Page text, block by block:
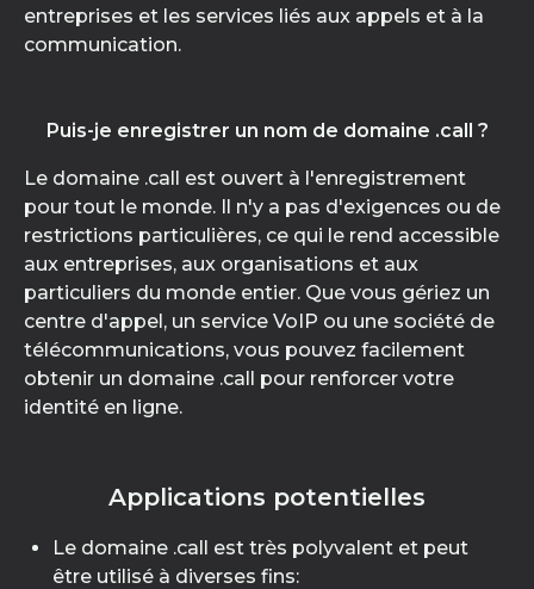
entreprises et les services liés aux appels et à la
communication.
Puis-je enregistrer un nom de domaine .call ?
Le domaine .call est ouvert à l'enregistrement
pour tout le monde. Il n'y a pas d'exigences ou de
restrictions particulières, ce qui le rend accessible
aux entreprises, aux organisations et aux
particuliers du monde entier. Que vous gériez un
centre d'appel, un service VoIP ou une société de
télécommunications, vous pouvez facilement
obtenir un domaine .call pour renforcer votre
identité en ligne.
Applications potentielles
Le domaine .call est très polyvalent et peut
être utilisé à diverses fins: